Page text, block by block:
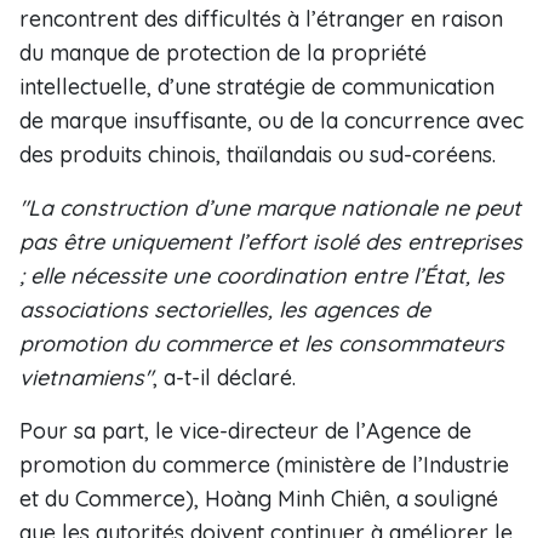
rencontrent des difficultés à l’étranger en raison
du manque de protection de la propriété
intellectuelle, d’une stratégie de communication
de marque insuffisante, ou de la concurrence avec
des produits chinois, thaïlandais ou sud-coréens.
"La construction d’une marque nationale ne peut
pas être uniquement l’effort isolé des entreprises
; elle nécessite une coordination entre l’État, les
associations sectorielles, les agences de
promotion du commerce et les consommateurs
vietnamiens", a-t-il déclaré.
Pour sa part, le vice-directeur de l’Agence de
promotion du commerce (ministère de l’Industrie
et du Commerce), Hoàng Minh Chiên, a souligné